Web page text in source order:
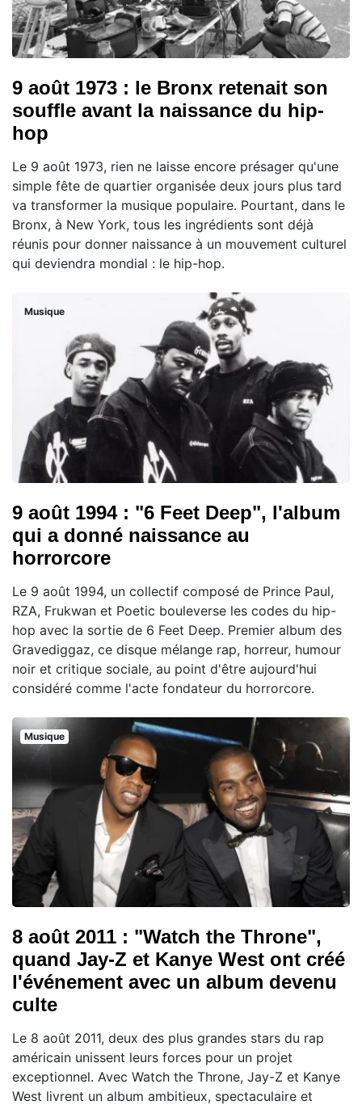
9 août 1973 : le Bronx retenait son
souffle avant la naissance du hip-
hop
Le 9 août 1973, rien ne laisse encore présager qu'une
simple fête de quartier organisée deux jours plus tard
va transformer la musique populaire. Pourtant, dans le
Bronx, à New York, tous les ingrédients sont déjà
réunis pour donner naissance à un mouvement culturel
qui deviendra mondial : le hip-hop.
Musique
9 août 1994 : "6 Feet Deep", l'album
qui a donné naissance au
horrorcore
Le 9 août 1994, un collectif composé de Prince Paul,
RZA, Frukwan et Poetic bouleverse les codes du hip-
hop avec la sortie de 6 Feet Deep. Premier album des
Gravediggaz, ce disque mélange rap, horreur, humour
noir et critique sociale, au point d'être aujourd'hui
considéré comme l'acte fondateur du horrorcore.
Musique
8 août 2011 : "Watch the Throne",
quand Jay-Z et Kanye West ont créé
l'événement avec un album devenu
culte
Le 8 août 2011, deux des plus grandes stars du rap
américain unissent leurs forces pour un projet
exceptionnel. Avec Watch the Throne, Jay-Z et Kanye
West livrent un album ambitieux, spectaculaire et